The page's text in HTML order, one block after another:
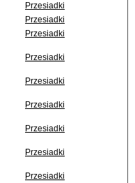
Przesiadki
Przesiadki
Przesiadki
Przesiadki
Przesiadki
Przesiadki
Przesiadki
Przesiadki
Przesiadki